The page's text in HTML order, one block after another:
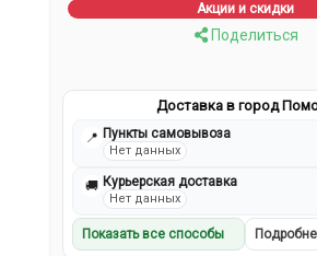
Акции и скидки
Поделиться
Доставка в город
📍 Пункты самовывоза
Нет данных
🚚 Курьерская доставка
Нет данных
Показать все способы